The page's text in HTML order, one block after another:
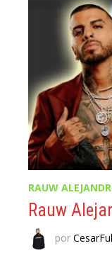
RAUW
Rauw
por